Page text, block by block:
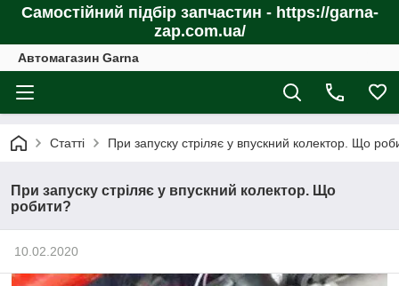
Самостійний підбір запчастин - https://garna-
zap.com.ua/
Автомагазин Garna
Статті При запуску стріляє у впускний колектор. Що
При запуску стріляє у впускний колектор. Що
робити?
10.02.2020